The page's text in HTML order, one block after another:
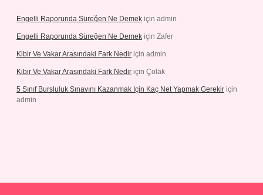
Engelli Raporunda Süreğen Ne Demek için admin
Engelli Raporunda Süreğen Ne Demek için Zafer
Kibir Ve Vakar Arasındaki Fark Nedir için admin
Kibir Ve Vakar Arasındaki Fark Nedir için Çolak
5 Sınıf Bursluluk Sınavını Kazanmak Için Kaç Net Yapmak Gerekir için
admin